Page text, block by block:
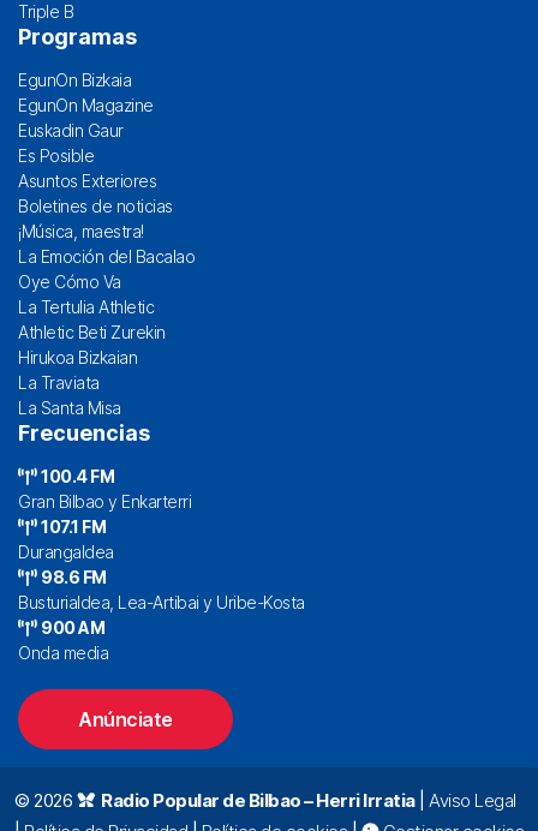
Triple B
Programas
EgunOn Bizkaia
EgunOn Magazine
Euskadin Gaur
Es Posible
Asuntos Exteriores
Boletines de noticias
¡Música, maestra!
La Emoción del Bacalao
Oye Cómo Va
La Tertulia Athletic
Athletic Beti Zurekin
Hirukoa Bizkaian
La Traviata
La Santa Misa
Frecuencias
100.4 FM
Gran Bilbao y Enkarterri
107.1 FM
Durangaldea
98.6 FM
Busturialdea, Lea-Artibai y Uribe-Kosta
900 AM
Onda media
Anúnciate
© 2026 Radio Popular de Bilbao – Herri Irratia| Aviso Legal